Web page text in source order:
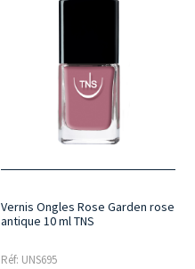
Vernis Ongles Rose Garden rose
antique 10 ml TNS
Réf: UNS695